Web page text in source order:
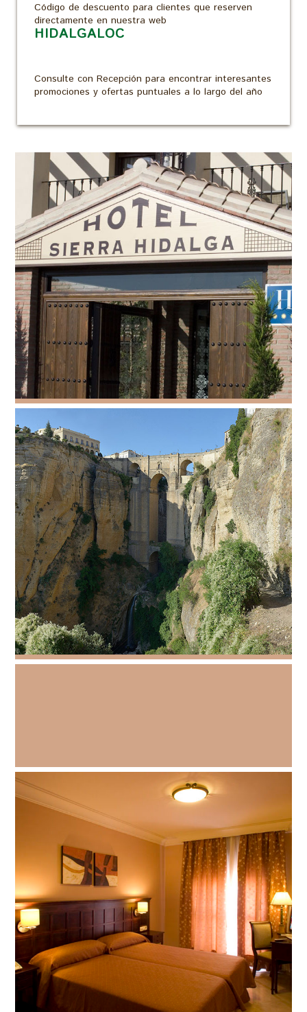
Código de descuento para clientes que reserven
directamente en nuestra web
HIDALGALOC
Consulte con Recepción para encontrar interesantes
promociones y ofertas puntuales a lo largo del año